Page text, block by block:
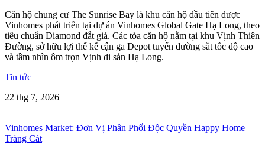
Căn hộ chung cư The Sunrise Bay là khu căn hộ đầu tiên được
Vinhomes phát triển tại dự án Vinhomes Global Gate Hạ Long, theo
tiêu chuẩn Diamond đắt giá. Các tòa căn hộ nằm tại khu Vịnh Thiên
Đường, sở hữu lợi thế kế cận ga Depot tuyến đường sắt tốc độ cao
và tầm nhìn ôm trọn Vịnh di sản Hạ Long.
Tin tức
22 thg 7, 2026
Vinhomes Market: Đơn Vị Phân Phối Độc Quyền Happy Home
Tràng Cát